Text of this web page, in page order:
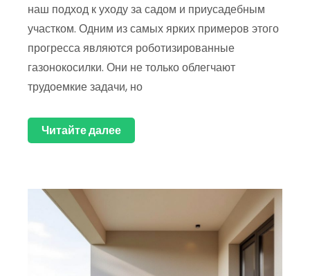
наш подход к уходу за садом и приусадебным
участком. Одним из самых ярких примеров этого
прогресса являются роботизированные
газонокосилки. Они не только облегчают
трудоемкие задачи, но
Читайте далее